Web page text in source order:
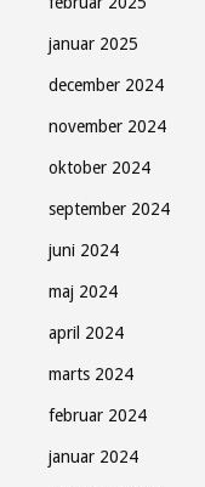
januar 2025
december 2024
november 2024
oktober 2024
september 2024
juni 2024
maj 2024
april 2024
marts 2024
februar 2024
januar 2024